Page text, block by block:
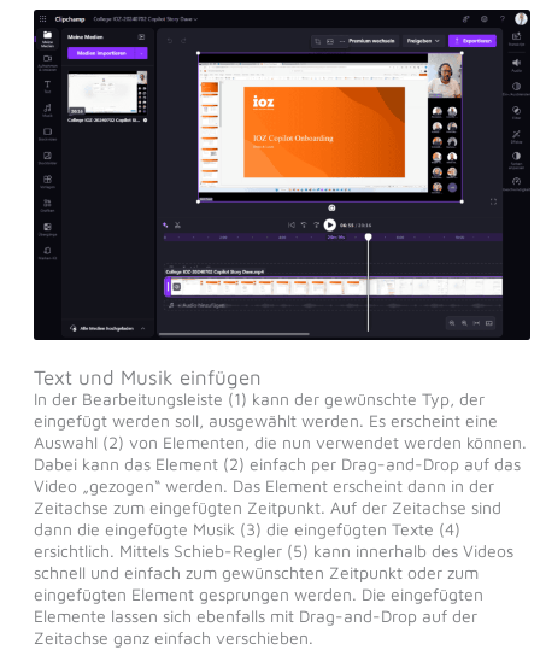
Text und Musik einfügen
In der Bearbeitungsleiste (1) kann der gewünschte Typ, der
eingefügt werden soll, ausgewählt werden. Es erscheint eine
Auswahl (2) von Elementen, die nun verwendet werden können.
Dabei kann das Element (2) einfach per Drag-and-Drop auf das
Video „gezogen“ werden. Das Element erscheint dann in der
Zeitachse zum eingefügten Zeitpunkt. Auf der Zeitachse sind
dann die eingefügte Musik (3) die eingefügten Texte (4)
ersichtlich. Mittels Schieb-Regler (5) kann innerhalb des Videos
schnell und einfach zum gewünschten Zeitpunkt oder zum
eingefügten Element gesprungen werden. Die eingefügten
Elemente lassen sich ebenfalls mit Drag-and-Drop auf der
Zeitachse ganz einfach verschieben.